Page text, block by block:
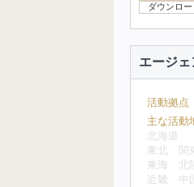
ダウンロ
エージ
活動拠点
主な活動
北海道
東北
関
東海
北
近畿
中